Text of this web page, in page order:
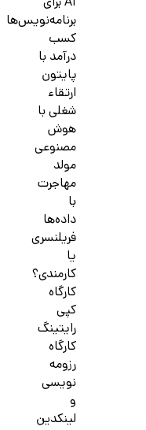
برنامه‌نویس‌ها
کسب
درآمد با
پایتون
ارتقاء
شغلی با
هوش
مصنوعی
مولد
مهاجرت
با
داده‌ها
فریلنسری
یا
کارمندی؟
کارگاه
کپی
رایتینگ
کارگاه
رزومه
نویسی
و
لینکدین